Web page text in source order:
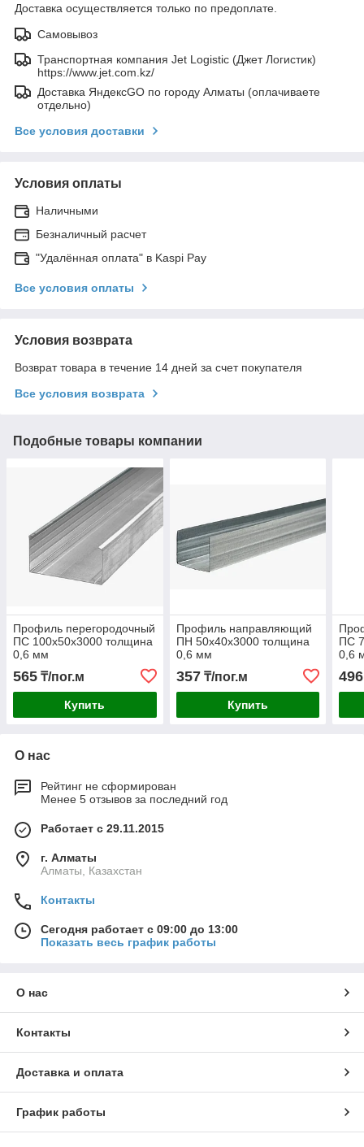
Доставка осуществляется только по предоплате.
Самовывоз
Транспортная компания Jet Logistic (Джет Логистик)
https://www.jet.com.kz/
Доставка ЯндексGO по городу Алматы (оплачиваете
отдельно)
Все условия доставки
Условия оплаты
Наличными
Безналичный расчет
"Удалённая оплата" в Kaspi Pay
Все условия оплаты
Условия возврата
Возврат товара в течение 14 дней за счет покупателя
Все условия возврата
Подобные товары компании
Профиль перегородочный
ПС 100х50х3000 толщина
0,6 мм
565 ₸/пог.м
Купить
Профиль направляющий
ПН 50х40х3000 толщина
0,6 мм
357₸/пог.м
Купить
ПС
0,6
496
О нас
Рейтинг не сформирован
Менее 5 отзывов за последний год
Работает с 29.11.2015
г. Алматы
Алматы, Казахстан
Контакты
Сегодня работает с 09:00 до 13:00
Показать весь график работы
О нас
Контакты
Доставка и оплата
График работы